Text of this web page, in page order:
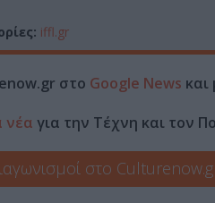
iffl.gr
στο Google News και
νέα για την Τέχνη και τον
στο